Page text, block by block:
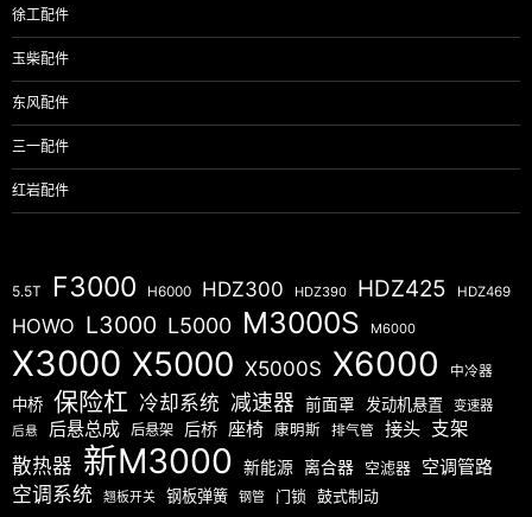
徐工配件
玉柴配件
东风配件
三一配件
红岩配件
5.5T F3000 H6000 HDZ300 HDZ390 HDZ425 HDZ469
HOWO L3000 L5000 M3000S M6000
X3000 X5000 X5000S X6000 中冷器
中桥 保险杠 冷却系统 减速器 前面罩 发动机悬置 变速器
后悬 后悬总成 后悬架 后桥 座椅 康明斯 排气管 接头 支架
散热器 新M3000 新能源 离合器 空滤器 空调管路
空调系统 翘板开关 钢板弹簧 钢管 门锁 鼓式制动